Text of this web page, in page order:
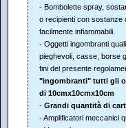
- Bombolette spray,
o recipienti con sostanze
facilmente infiammabili.
- Oggetti ingombranti
pieghevoli, casse, borse
fini del presente
"ingombranti" tutti gli
di 10cmx10cmx10cm
- Grandi quantità di
- Amplificatori meccanici